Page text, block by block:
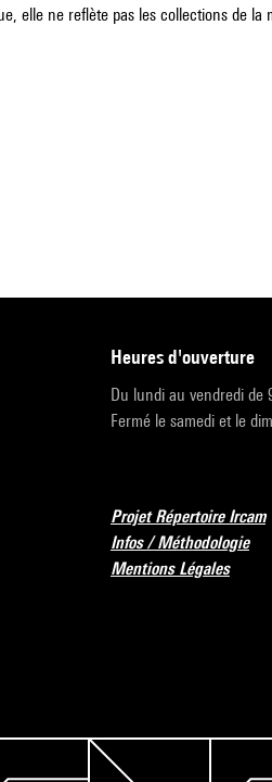
elle ne reflète pas les collections de
heures d'ouverture
Du lundi au vendredi de
Fermé le samedi et le
Projet Répertoire Ircam
Infos / Méthodologie
Mentions Légales